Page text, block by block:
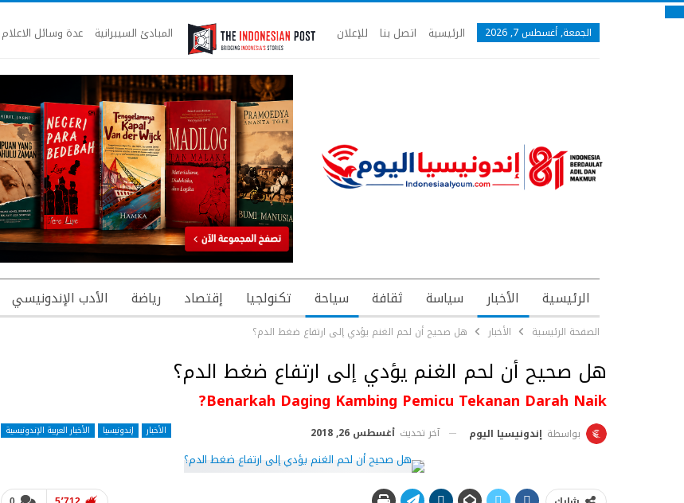
الجمعة, أغسطس 7, 2026 الرئيسية اتصل بنا للإعلان المبادئ السيبرانية عدة وسائل الاعلام
الرئيسية الأخبار سياسة ثقافة سياحة تكنولجيا إقتصاد رياضة الأدب الإندونيسي
الصفحة الرئيسية الأخبار هل صحيح أن لحم الغنم يؤدي إلى ارتفاع ضغط الدم؟
هل صحيح أن لحم الغنم يؤدي إلى ارتفاع ضغط الدم؟
Benarkah Daging Kambing Pemicu Tekanan Darah Naik?
الأخبار إندونيسيا الأخبار العربية الإندونيسية بواسطة إندونيسيا اليوم آخر تحديث أغسطس 26, 2018